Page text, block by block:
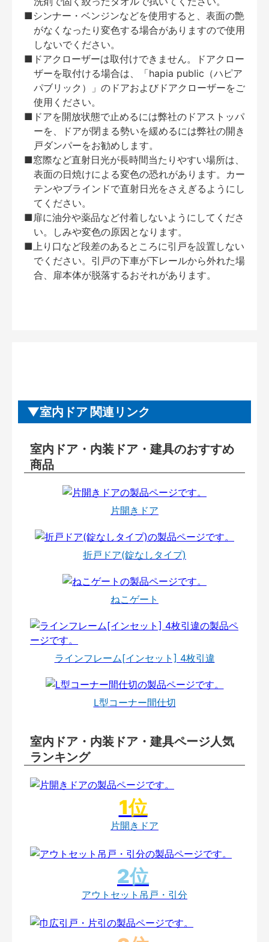
■シンナー・ベンジンなどを使用すると、表面の艶
がなくなったり変色する場合がありますので使用
しないでください。
■ドアクローザーは取付けできません。ドアクロー
ザーを取付ける場合は、「hapia public（ハピア
パブリック）」のドアおよびドアクローザーをご
使用ください。
■ドアを開放状態で止めるには弊社のドアストッパ
ーを、ドアが閉まる勢いを緩めるには弊社の開き
戸ダンパーをお勧めします。
■窓際など直射日光が長時間当たりやすい場所は、
表面の日焼けによる変色の恐れがあります。カー
テンやブラインドで直射日光をさえぎるようにし
てください。
■扉に油分や薬品など付着しないようにしてくださ
い。しみや変色の原因となります。
■上り口など段差のあるところに引戸を設置しない
でください。引戸の下車が下レールから外れた場
合、扉本体が脱落するおそれがあります。
室内ドア 関連リンク
室内ドア・内装ドア・建具のおすすめ
商品
片開きドア
折戸ドア(錠なしタイプ)
ねこゲート
ラインフレーム[インセット] 4枚引違
L型コーナー間仕切
室内ドア・内装ドア・建具ページ人気
ランキング
片開きドア
アウトセット吊戸・引分